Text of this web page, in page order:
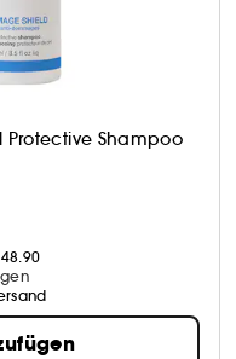
Protective Shampoo
48.90